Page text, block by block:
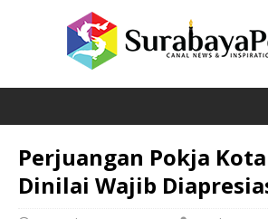
Perjuangan Pokja
Dinilai Wajib